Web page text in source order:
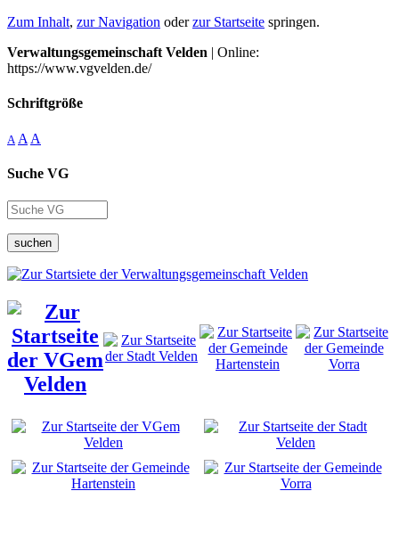
Zum Inhalt, zur Navigation oderzur Startseite springen.
Verwaltungsgemeinschaft Velden | Online:
https://www.vgvelden.de/
Schriftgröße
A A A
Suche VG
suchen